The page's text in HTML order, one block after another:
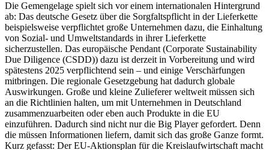
Die Gemengelage spielt sich vor einem internationalen Hintergrund
ab: Das deutsche Gesetz über die Sorgfaltspflicht in der Lieferkette
beispielsweise verpflichtet große Unternehmen dazu, die Einhaltung
von Sozial- und Umweltstandards in ihrer Lieferkette
sicherzustellen. Das europäische Pendant (Corporate Sustainability
Due Diligence (CSDD)) dazu ist derzeit in Vorbereitung und wird
spätestens 2025 verpflichtend sein – und einige Verschärfungen
mitbringen. Die regionale Gesetzgebung hat dadurch globale
Auswirkungen. Große und kleine Zulieferer weltweit müssen sich
an die Richtlinien halten, um mit Unternehmen in Deutschland
zusammenzuarbeiten oder eben auch Produkte in die EU
einzuführen. Dadurch sind nicht nur die Big Player gefordert. Denn
die müssen Informationen liefern, damit sich das große Ganze formt.
Kurz gefasst: Der EU-Aktionsplan für die Kreislaufwirtschaft macht